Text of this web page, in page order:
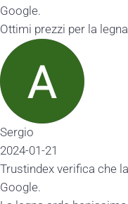
Google.
Ottimi prezzi per la
Sergio
2024-01-21
Trustindex verifica che
Google.